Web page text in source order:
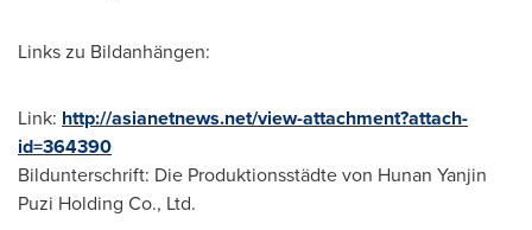
Links zu Bildanhängen:
Link: http://asianetnews.net/view-attachment?attach-
id=364390
Bildunterschrift: Die Produktionsstädte von Hunan Yanjin
Puzi Holding Co., Ltd.